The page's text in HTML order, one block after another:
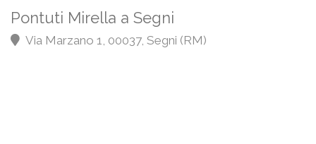
Pontuti Mirella a Segni
Via Marzano 1, 00037, Segni (RM)